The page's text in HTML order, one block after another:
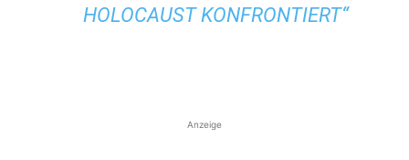
HOLOCAUST KONFRONTIERT“
Anzeige